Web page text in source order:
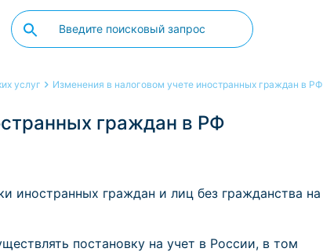
услуг Изменения в налоговом учете иностранных граждан в РФ
граждан в РФ
иностранных граждан и лиц без гражданства на
постановку на учет в России, в том